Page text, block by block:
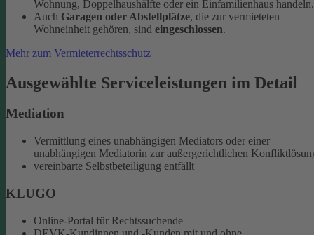
Wohnung, Doppelhaushälfte oder ein Einfamilienhaus handeln.
Auch Garagen oder Abstellplätze, die zur vermieteten
Wohneinheit gehören, sind eingeschlossen.
Mehr zum Vermieterrechtsschutz
Ausgewählte Serviceleistungen im Detail
Mediation
Vermittlung eines unabhängigen Mediators oder einer
unabhängigen Mediatorin zur außergerichtlichen
vereinbarte Selbstbeteiligung entfällt
KLUGO
Online-Portal für Rechtssuchende